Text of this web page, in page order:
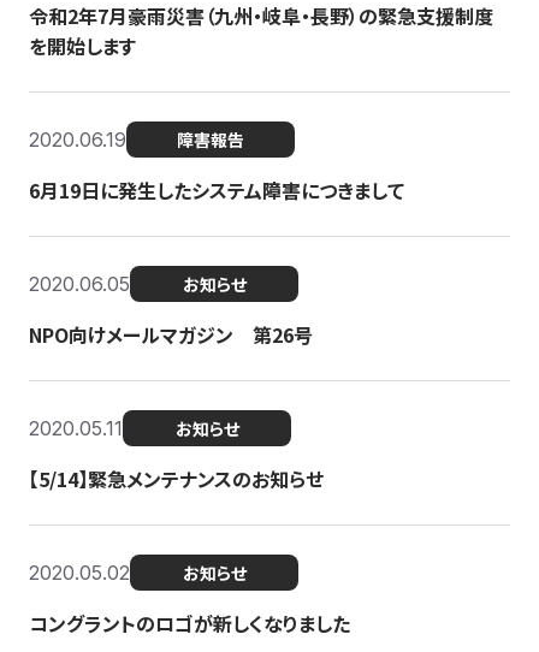
令和2年7月豪雨災害（九州・岐阜・長野）の緊急支援制度
を開始します
2020.06.19 障害報告
6月19日に発生したシステム障害につきまして
2020.06.05 お知らせ
NPO向けメールマガジン 第26号
2020.05.11 お知らせ
【5/14】緊急メンテナンスのお知らせ
2020.05.02 お知らせ
コングラントのロゴが新しくなりました